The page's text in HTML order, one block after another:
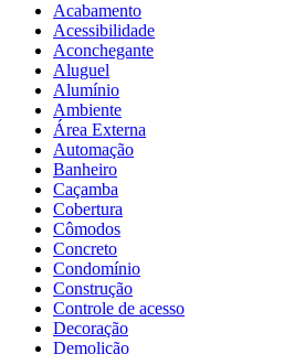
Acabamento
Acessibilidade
Aconchegante
Aluguel
Alumínio
Ambiente
Área Externa
Automação
Banheiro
Caçamba
Cobertura
Cômodos
Concreto
Condomínio
Construção
Controle de acesso
Decoração
Demolição